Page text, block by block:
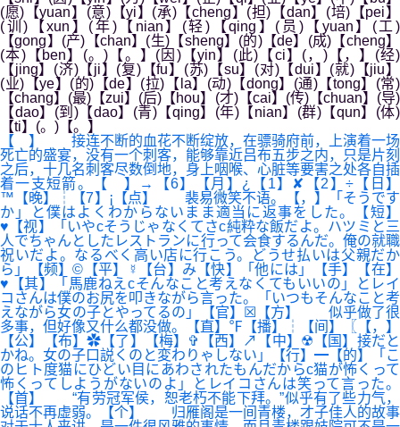
(愿)【yuan】(意)【yi】(承)【cheng】(担)【dan】(培)【pei】
(训)【xun】(年)【nian】(轻)【qing】(员)【yuan】(工)
【gong】(产)【chan】(生)【sheng】(的)【de】(成)【cheng】
(本)【ben】(。)【。】(因)【yin】(此)【ci】(，)【，】(经)
【jing】(济)【ji】(复)【fu】(苏)【su】(对)【dui】(就)【jiu】
(业)【ye】(的)【de】(拉)【la】(动)【dong】(通)【tong】(常)
【chang】(最)【zui】(后)【hou】(才)【cai】(传)【chuan】(导)
【dao】(到)【dao】(青)【qing】(年)【nian】(群)【qun】(体)
【ti】(。)【。】
【 】 接连不断的血花不断绽放，在骠骑府前，上演着一场
死亡的盛宴，没有一个刺客，能够靠近吕布五步之内，只是片刻
之后，十几名刺客尽数倒地，身上咽喉、心脏等要害之处各自插
着一支短箭。【 】→【6】【月】¿【1】✘【2】÷【日】
™【晚】┆【7】¡【点】 裴易微笑不语。【，】「そうです
か」と僕はよくわからないまま適当に返事をした。【短】
♥【视】「いやcそうじゃなくてさc純粋な飯だよ。ハツミと三
人でちゃんとしたレストランに行って会食するんだ。俺の就職
祝いだよ。なるべく高い店に行こう。どうせ払いは父親だか
ら」【频】©【平】☿【台】み【快】「他には」【手】【在】
♥【其】「馬鹿ねえcそんなこと考えなくてもいいの」とレイ
コさんは僕のお尻を叩きながら言った。「いつもそんなこと考
えながら女の子とやってるの」【官】☒【方】 似乎做了很
多事，但好像又什么都没做。【直】℉【播】┆【间】〖【，】
【公】【布】✿【了】【梅】✞【西】↗【中】☢【国】接だと
かね。女の子口説くのと変わりゃしない」【行】━【的】「こ
のヒト度猫にひどい目にあわされたもんだからc猫が怖くって
怖くってしようがないのよ」とレイコさんは笑って言った。
【首】 “有劳冠军侯，恕老朽不能下拜。”似乎有了些力气，
说话不再虚弱。【个】 归雁阁是一间青楼，才子佳人的故事